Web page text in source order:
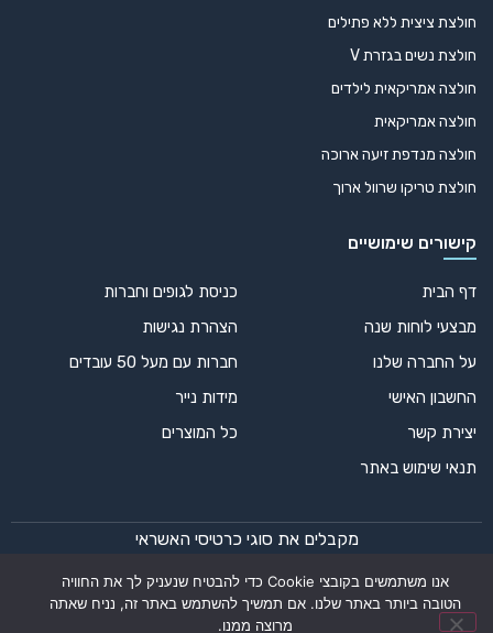
חולצת ציצית ללא פתילים
חולצת נשים בגזרת V
חולצה אמריקאית לילדים
חולצה אמריקאית
חולצה מנדפת זיעה ארוכה
חולצת טריקו שרוול ארוך
קישורים שימושיים
דף הבית
מבצעי לוחות שנה
על החברה שלנו
החשבון האישי
יצירת קשר
תנאי שימוש באתר
כניסת לגופים וחברות
הצהרת נגישות
חברות עם מעל 50 עובדים
מידות נייר
כל המוצרים
מקבלים את סוגי כרטיסי האשראי
© 2024 כל הזכויות שמורות – דפוס אופק רחב | עיצוב ופיתוח:
אנו משתמשים בקובצי Cookie כדי להבטיח שנעניק לך את החוויה
הטובה ביותר באתר שלנו. אם תמשיך להשתמש באתר זה, נניח שאתה
מרוצה ממנו.